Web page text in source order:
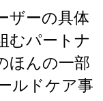
ザーの具体
むパートナ
ほんの一部
ルドケア事